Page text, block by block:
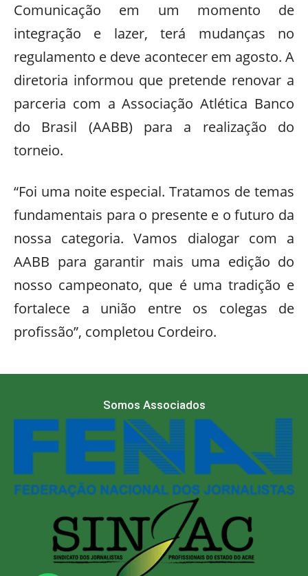
Comunicação em um momento de
integração e lazer, terá mudanças no
regulamento e deve acontecer em agosto. A
diretoria informou que pretende renovar a
parceria com a Associação Atlética Banco
do Brasil (AABB) para a realização do
torneio.
“Foi uma noite especial. Tratamos de temas
fundamentais para o presente e o futuro da
nossa categoria. Vamos dialogar com a
AABB para garantir mais uma edição do
nosso campeonato, que é uma tradição e
fortalece a união entre os colegas de
profissão”, completou Cordeiro.
Somos Associados